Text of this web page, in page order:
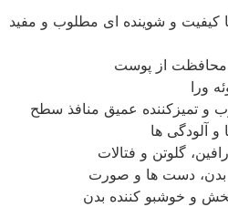
کیفیت و شوینده ای مطلوب و مفید
محافظت از پوست
ورا
و تمیزکننده عمیق منافذ سطح
آلودگی ها
گلوتن و فتالات
دست ها و صورت
و خوشبو کننده بدن